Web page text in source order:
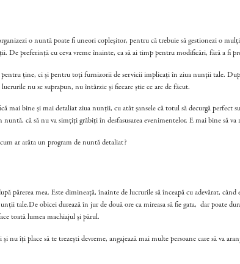
o nuntă poate fi uneori copleșitor, pentru că trebuie să gestionezi o
De preferință cu ceva vreme înainte, ca să ai timp pentru modificări, fără a fi
ține, ci și pentru toți furnizorii de servicii implicați în ziua nunții tale.
nu se suprapun, nu întârzie și fiecare știe ce are de făcut.
mai bine și mai detaliat ziua nunții, cu atât șansele că totul să decurgă perfect
nuntă, că să nu va simțiți grăbiți în desfasusarea evenimentelor. E mai bine să
ar arăta un program de nuntă detaliat?
părerea mea. Este dimineață, înainte de lucrurile să înceapă cu adevărat,
tale.De obicei durează în jur de două ore ca mireasa să fie gata, dar poate
toată lumea machiajul și părul.
nu îți place să te trezești devreme, angajează mai multe persoane care să va